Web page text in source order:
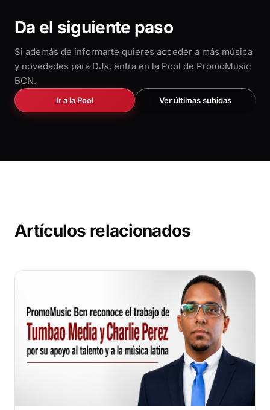
Da el siguiente paso
Si además de informarte quieres acceder a más música
y novedades para DJs, entra en la Pool de PromoMusic
BCN.
Ir a la Pool Ver últimas subidas
Artículos relacionados